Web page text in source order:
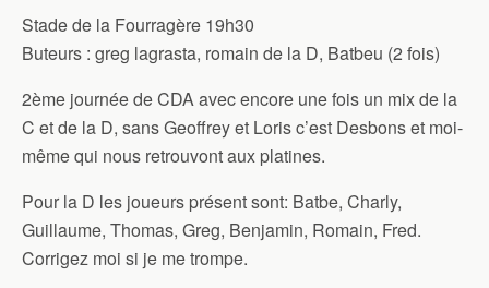
Stade de la Fourragère 19h30
Buteurs : greg lagrasta, romain de la D, Batbeu (2 fois)
2ème journée de CDA avec encore une fois un mix de la
C et de la D, sans Geoffrey et Loris c’est Desbons et moi-
même qui nous retrouvont aux platines.
Pour la D les joueurs présent sont: Batbe, Charly,
Guillaume, Thomas, Greg, Benjamin, Romain, Fred.
Corrigez moi si je me trompe.